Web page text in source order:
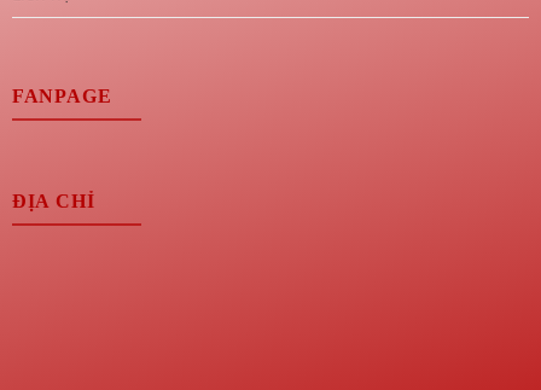
FANPAGE
ĐỊA CHỈ